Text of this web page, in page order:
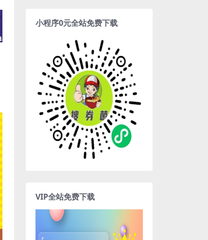
小程序0元全站免费下载
VIP全站免费下载